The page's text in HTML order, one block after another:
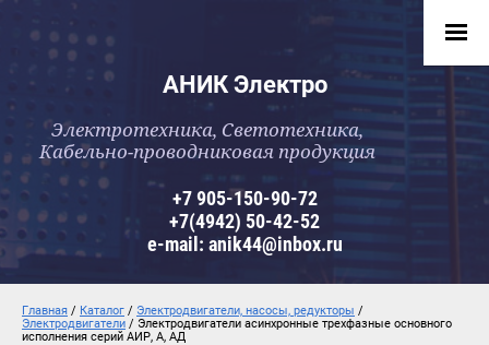
АНИК Электро
Электротехника, Светотехника,
Кабельно-проводниковая продукция
+7 905-150-90-72
+7(4942) 50-42-52
e-mail: anik44@inbox.ru
Главная / Каталог / Электродвигатели, насосы, редукторы /
Электродвигатели / Электродвигатели асинхронные трехфазные основного
исполнения серий АИР, А, АД